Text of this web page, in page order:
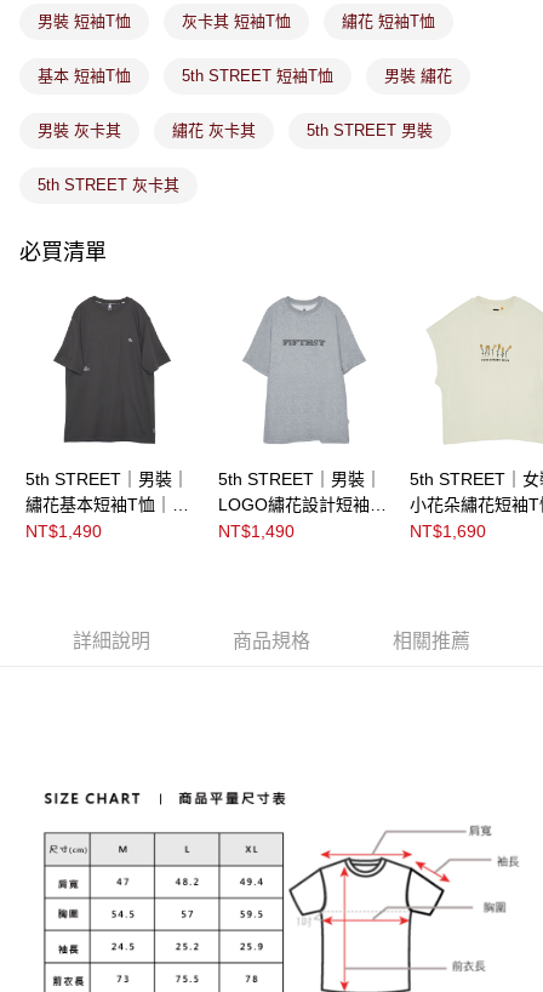
易，需依本服務之必要範圍內提供個人資料，並將交易相關給付款項請求債
２．關於個人資料處理事宜，請瀏覽以下網址：
「AFTEE先享後付」，若未經同意申辦者引起之損失，本公司不負相關責
４．使用「AFTEE先享後付」時，將依據個別帳號之用戶狀況，依本公司即
５．嚴禁一人註冊多個帳號或使用他人資訊註冊。若發現惡意使用之情形，
免運費
免運費
宅配
免運費
男裝 短袖T恤 灰卡其 短袖T恤 繡花 短袖T恤
基本 短袖T恤 5th STREET 短袖T恤 男裝 繡花
男裝 灰卡其 繡花 灰卡其 5th STREET 男裝
5th STREET 灰卡其
必買清單
5th STREET｜男裝｜
繡花基本短袖T恤｜黑
灰色
NT$1,490
5th STREET｜男裝｜
LOGO繡花設計短袖T
恤｜麻灰色
NT$1,490
5th STREET｜女
小花朵繡花短袖T
灰卡其
NT$1,690
詳細說明 商品規格 相關推薦